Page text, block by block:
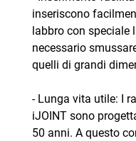
inseriscono
labbro con speciale
necessario
quelli di grandi
- Lunga vita utile: I
iJOINT sono
50 anni. A questo